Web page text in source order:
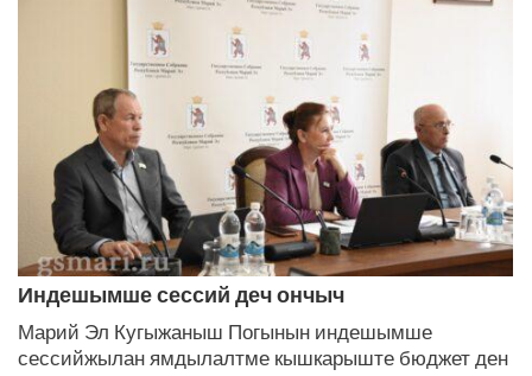
Индешымше сессий деч ончыч
Марий Эл Кугыжаныш Погынын индешымше
сессийжылан ямдылалтме кышкарыште бюджет ден